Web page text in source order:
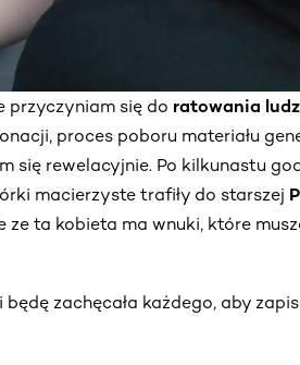
przyczyniam się do ratowania
proces poboru materiału
się rewelacyjnie. Po kilkunastu
macierzyste trafiły do starszej
ze ta kobieta ma wnuki, które
zachęcała każdego, aby